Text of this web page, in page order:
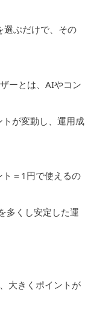
選ぶだけで、その
ーとは、AIやコン
が変動し、運用成
＝1円で使えるの
多くし安定した運
大きくポイントが